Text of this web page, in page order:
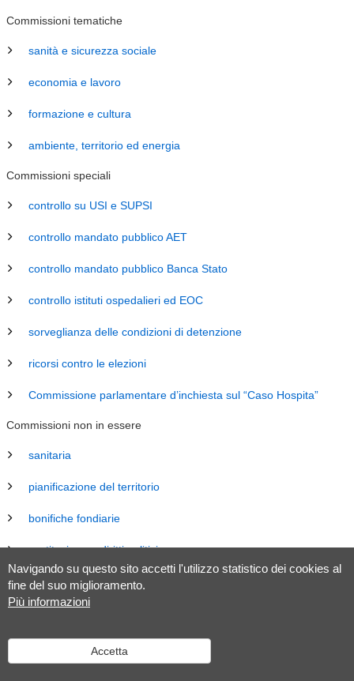
Navigando su questo sito accetti l'utilizzo statistico dei cookies al
fine del suo miglioramento.
Più informazioni
Accetta
Commissioni tematiche
sanità e sicurezza sociale
economia e lavoro
formazione e cultura
ambiente, territorio ed energia
Commissioni speciali
controllo su USI e SUPSI
controllo mandato pubblico AET
controllo mandato pubblico Banca Stato
controllo istituti ospedalieri ed EOC
sorveglianza delle condizioni di detenzione
ricorsi contro le elezioni
Commissione parlamentare d’inchiesta sul “Caso Hospita”
Commissioni non in essere
sanitaria
pianificazione del territorio
bonifiche fondiarie
costituzione e diritti politici
energia